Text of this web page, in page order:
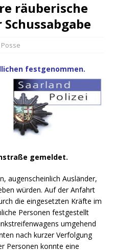
räuberische
festgenommen.
gemeldet.
augenscheinlich Ausländer,
würden. Auf der Anfahrt
die eingesetzten Kräfte im
Personen festgestellt
umgehend
nach kurzer Verfolgung
Personen konnte eine